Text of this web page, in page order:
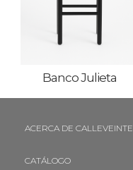
Banco Julieta
ACERCA DE CALLEVEINTE
CATÁLOGO